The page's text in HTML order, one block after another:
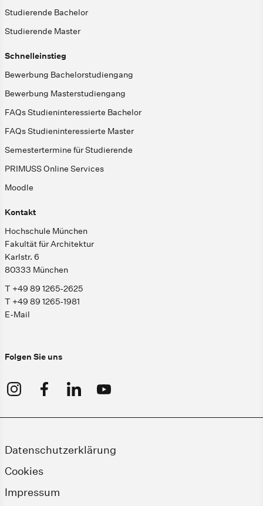
Studierende Bachelor
Studierende Master
Schnelleinstieg
Bewerbung Bachelorstudiengang
Bewerbung Masterstudiengang
FAQs Studieninteressierte Bachelor
FAQs Studieninteressierte Master
Semestertermine für Studierende
PRIMUSS Online Services
Moodle
Kontakt
Hochschule München
Fakultät für Architektur
Karlstr. 6
80333 München
T +49 89 1265-2625
T +49 89 1265-1981
E-Mail
Folgen Sie uns
Datenschutzerklärung
Cookies
Impressum